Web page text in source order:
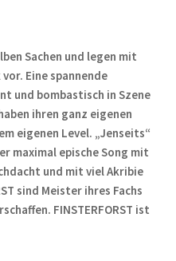
Sachen und legen mit
vor. Eine spannende
und bombastisch in Szene
ihren ganz eigenen
eigenen Level. „Jenseits“
maximal epische Song mit
und mit viel Akribie
sind Meister ihres Fachs
FINSTERFORST ist